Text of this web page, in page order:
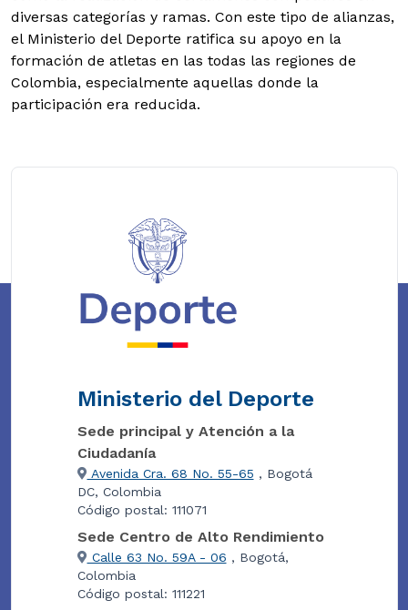
diversas categorías y ramas. Con este tipo de alianzas,
el Ministerio del Deporte ratifica su apoyo en la
formación de atletas en las todas las regiones de
Colombia, especialmente aquellas donde la
participación era reducida.
Ministerio del Deporte
Sede principal y Atención a la
Ciudadanía
Avenida Cra. 68 No. 55-65 , Bogotá
DC, Colombia
Código postal: 111071
Sede Centro de Alto Rendimiento
Calle 63 No. 59A - 06 , Bogotá,
Colombia
Código postal: 111221